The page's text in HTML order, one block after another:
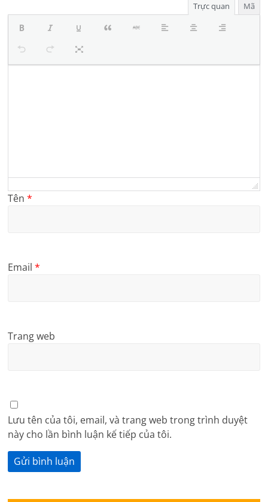
Trực quan Mã
Tên*
Email*
Trang web
Lưu tên của tôi, email, và trang web trong trình duyệt
này cho lần bình luận kế tiếp của tôi.